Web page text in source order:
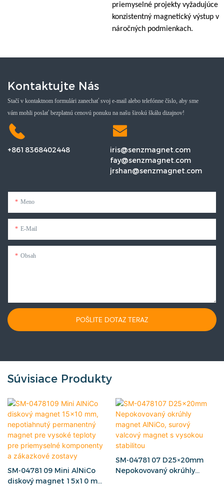
priemyselné projekty vyžadujúce
konzistentný magnetický výstup v
náročných podmienkach.
Kontaktujte Nás
Stačí v kontaktnom formulári zanechať svoj e-mail alebo telefónne číslo, aby sme
vám mohli poslať bezplatnú cenovú ponuku na našu širokú škálu dizajnov!
+8618368402448
iris@senzmagnet.com
fay@senzmagnet.com
jrshan@senzmagnet.com
Meno
E-Mail
Obsah
POŠLITE DOTAZ TERAZ
Súvisiace Produkty
SM-0478109 Mini AlNiCo
diskový magnet 15x10 mm,
SM-0478107 D25×20mm
Nepokovovaný okrúhly